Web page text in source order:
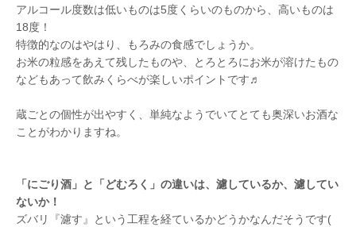
アルコール度数は低いものは5度くらいのものから、高いものは
18度！
特徴的なのはやはり、もろみの食感でしょうか。
お米の粒感をあえて残したものや、とろとろにお米が溶けたもの
などもあって飲みくらべが楽しいポイントです♬
蔵ごとの個性が出やすく、単純なようでいてとても奥深いお酒な
ことがわかりますね。
「にごり酒」と「どむろく」の違いは、濾しているか、濾してい
ないか！
ズバリ『濾す』という工程を経ているかどうかなんだそうです(